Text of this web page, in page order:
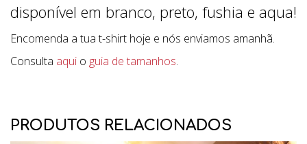
disponível em branco, preto, fushia e aqua!
Encomenda a tua t-shirt hoje e nós enviamos amanhã.
Consulta aqui o guia de tamanhos.
PRODUTOS RELACIONADOS